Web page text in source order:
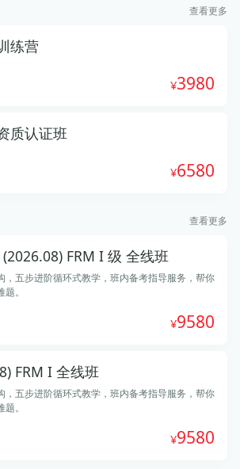
查看更多
练营
3980
质认证班
6580
查看更多
FRM I 级 全线班
，五步进阶循环式教学，班内备考指导服务，帮你
。
9580
FRM I 全线班
，五步进阶循环式教学，班内备考指导服务，帮你
。
9580